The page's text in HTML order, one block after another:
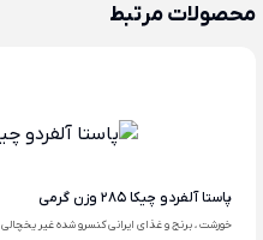
محصولات مرتبط
پاستا آلفردو چیکا 285 وزن گرمی
خورشت ، برنج و غذای ایرانی کنسرو شده غیر یخچالی